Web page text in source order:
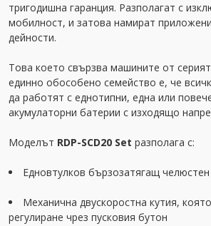
тригодишна гаранция. Разполагат с
мобилност, и затова намират
дейности.
Това което свързва машините от
единно обособено семейство е, че
да работят с еднотипни, една или
акумулаторни батерии с изходящо
Моделът RDP-SCD20 Set разполага с:
Едновтулков бързозатягащ
Механична двускоростна кутия,
регулиране чрез пусковия бутон